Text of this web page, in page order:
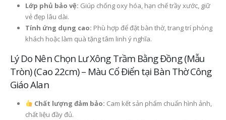
Lớp phủ bảo vệ: Giúp chống oxy hóa, hạn chế trầy xước, giữ
vẻ đẹp lâu dài.
Tính ứng dụng cao: Phù hợp để đặt bàn thờ, trang trí phòng
khách hoặc làm quà tặng tâm linh ý nghĩa.
Lý Do Nên Chọn Lư Xông Trầm Bằng Đồng (Mẫu
Tròn) (Cao 22cm) – Màu Cổ Điển tại Bàn Thờ Công
Giáo Alan
Chất lượng đảm bảo: Cam kết sản phẩm chuẩn hình ảnh,
chất liệu đầy đủ.